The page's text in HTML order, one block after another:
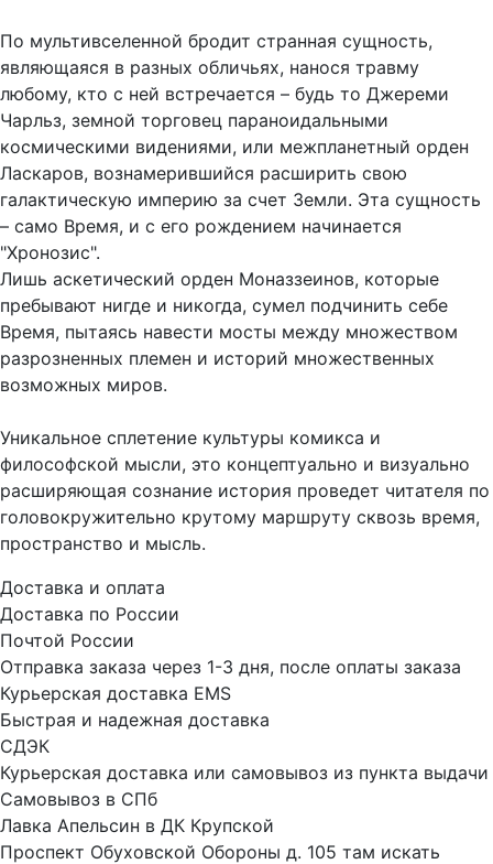
По мультивселенной бродит странная сущность,
являющаяся в разных обличьях, нанося травму
любому, кто с ней встречается – будь то Джереми
Чарльз, земной торговец параноидальными
космическими видениями, или межпланетный орден
Ласкаров, вознамерившийся расширить свою
галактическую империю за счет Земли. Эта сущность
– само Время, и с его рождением начинается
"Хронозис".
Лишь аскетический орден Моназзеинов, которые
пребывают нигде и никогда, сумел подчинить себе
Время, пытаясь навести мосты между множеством
разрозненных племен и историй множественных
возможных миров.
Уникальное сплетение культуры комикса и
философской мысли, это концептуально и визуально
расширяющая сознание история проведет читателя по
головокружительно крутому маршруту сквозь время,
пространство и мысль.
Доставка и оплата
Доставка по России
Почтой России
Отправка заказа через 1-3 дня, после оплаты заказа
Курьерская доставка EMS
Быстрая и надежная доставка
СДЭК
Курьерская доставка или самовывоз из пункта выдачи
Самовывоз в СПб
Лавка Апельсин в ДК Крупской
Проспект Обуховской Обороны д. 105 там искать